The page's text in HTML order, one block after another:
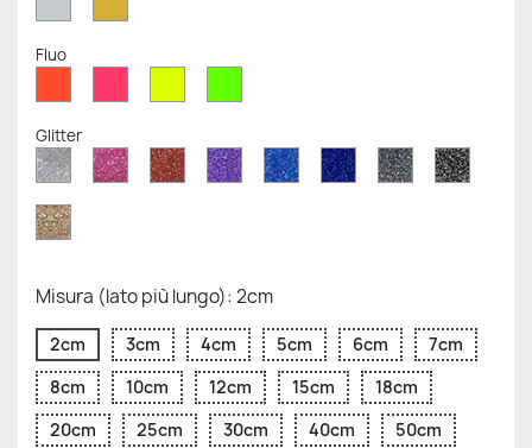
MetallizzatoMetallizzato
Fluo
Fluo
Fluo
Fluo
Fluo
Glitter
Diamante
Glitter
Rosa
Glitter
Rosso
Glitter
Viola
Glitter
Blu
Zaffiro
Blu
Cobalto
Grigio
Glitter
Nero
Glitter
Oro
Glitter
Misura (lato più lungo): 2cm
2cm 3cm 4cm 5cm 6cm
7cm
8cm
10cm 12cm 15cm
18cm
20cm
25cm 30cm 40cm 50cm